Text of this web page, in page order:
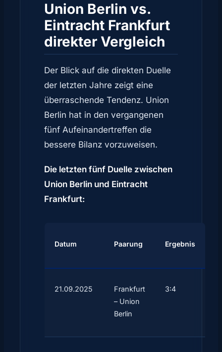
Union Berlin vs.
Eintracht Frankfurt
direkter Vergleich
Der Blick auf die direkten Duelle
der letzten Jahre zeigt eine
überraschende Tendenz. Union
Berlin hat in den vergangenen
fünf Aufeinandertreffen die
bessere Bilanz vorzuweisen.
Die letzten fünf Duelle zwischen
Union Berlin und Eintracht
Frankfurt:
Datum Paarung Ergebnis
21.09.2025
Frankfurt
– Union
Berlin
3:4